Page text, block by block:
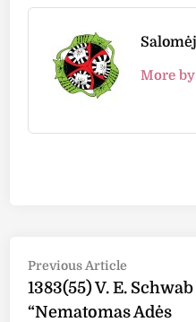
More
Post
navigation
Previous Article
article:
1383(55) V. E. Schwab
“Nematomas Adės